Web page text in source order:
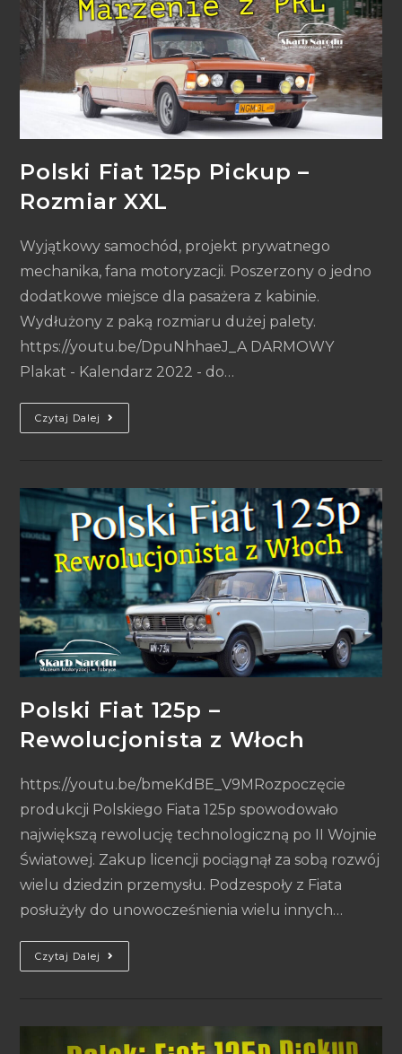
Polski Fiat 125p Pickup –
Rozmiar XXL
Wyjątkowy samochód, projekt prywatnego
mechanika, fana motoryzacji. Poszerzony o jedno
dodatkowe miejsce dla pasażera z kabinie.
Wydłużony z paką rozmiaru dużej palety.
https://youtu.be/DpuNhhaeJ_A DARMOWY
Plakat - Kalendarz 2022 - do…
Czytaj Dalej
Polski Fiat 125p –
Rewolucjonista z Włoch
https://youtu.be/bmeKdBE_V9MRozpoczęcie
produkcji Polskiego Fiata 125p spowodowało
największą rewolucję technologiczną po II Wojnie
Światowej. Zakup licencji pociągnął za sobą rozwój
wielu dziedzin przemysłu. Podzespoły z Fiata
posłużyły do unowocześnienia wielu innych…
Czytaj Dalej